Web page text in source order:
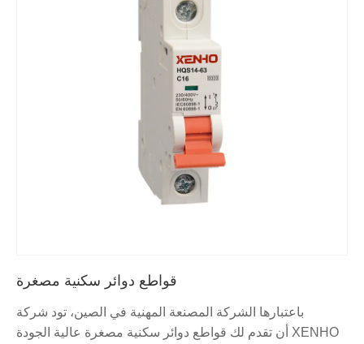
قواطع دوائر سكنية مصغرة
باعتبارها الشركة المصنعة المهنية في الصين، تود شركة
XENHO أن تقدم لك قواطع دوائر سكنية مصغرة عالية الجودة